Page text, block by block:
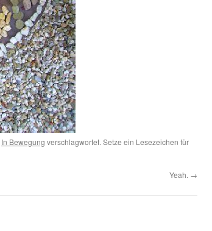
In Bewegung verschlagwortet. Setze ein Lesezeichen für
Yeah. →